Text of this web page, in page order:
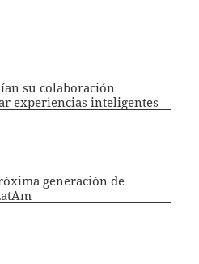
su colaboración
experiencias inteligentes
generación de